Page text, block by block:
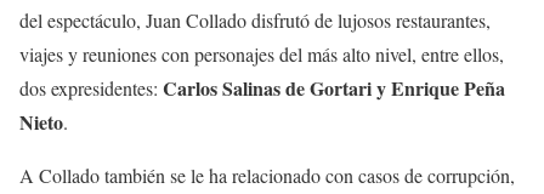
del espectáculo, Juan Collado disfrutó de lujosos restaurantes,
viajes y reuniones con personajes del más alto nivel, entre ellos,
dos expresidentes: Carlos Salinas de Gortari y Enrique Peña
Nieto.
A Collado también se le ha relacionado con casos de corrupción,